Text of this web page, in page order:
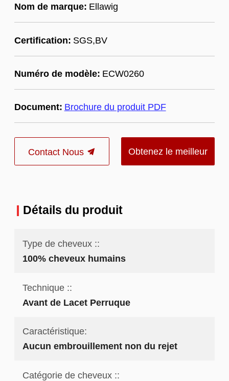
Nom de marque: Ellawig
Certification: SGS,BV
Numéro de modèle: ECW0260
Document: Brochure du produit PDF
Contact Nous Obtenez le meilleur
Détails du produit
Type de cheveux ::
100% cheveux humains
Technique ::
Avant de Lacet Perruque
Caractéristique:
Aucun embrouillement non du rejet
Catégorie de cheveux ::